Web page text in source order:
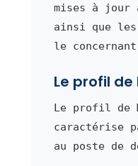
mises à
ainsi que les
le
Le profil de
Le profil de
caractérise
au poste de